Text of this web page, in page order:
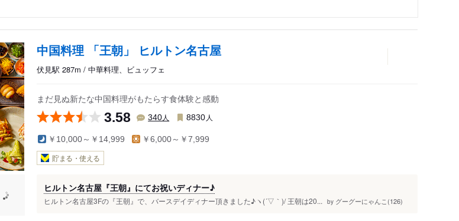
中国料理 「王朝」 ヒルトン名古屋
伏見駅 287m / 中華料理、ビュッフェ
まだ見ぬ新たな中国料理がもたらす食体験と感動
3.58 340人 8830 人
￥10,000～￥14,999 ￥6,000～￥7,999
貯まる・使える
ヒルトン名古屋『王朝』にてお祝いディナー♪
ヒルトン名古屋3Fの『王朝』で、バースデイディナー頂きました♪ヽ(´▽｀)/ 王朝は20... by グーグーにゃんこ(126)